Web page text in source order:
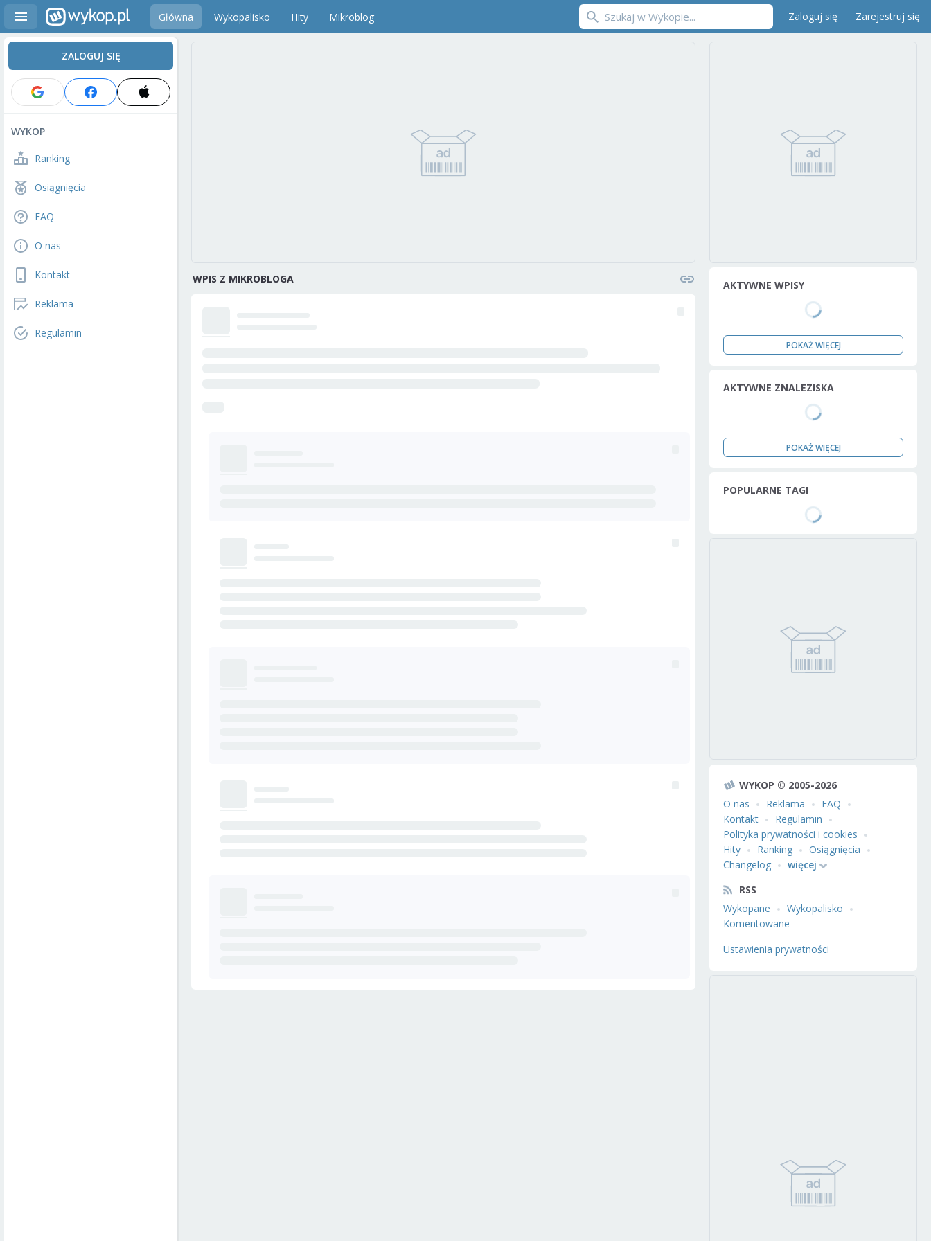
Główna Wykopalisko Hity Mikroblog Zaloguj się Zarejestruj się
ZALOGUJ SIĘ
WYKOP
Ranking
Osiągnięcia
FAQ
O nas
Kontakt
Reklama
Regulamin
WPIS Z MIKROBLOGA AKTYWNE WPISY
POKAŻ WIĘCEJ
AKTYWNE ZNALEZISKA
POKAŻ WIĘCEJ
POPULARNE TAGI
WYKOP © 2005-2026
O nas
Reklama
FAQ
Kontakt
Regulamin
Polityka prywatności i cookies
Hity
Ranking
Osiągnięcia
Changelog
więcej
RSS
Wykopane
Wykopalisko
Komentowane
Ustawienia prywatności